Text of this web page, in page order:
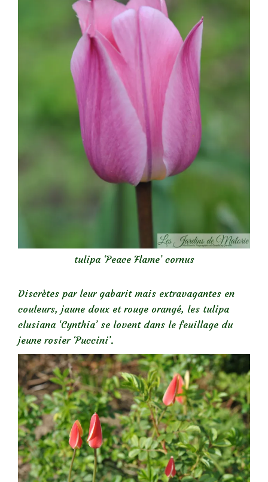
tulipa ‘Peace Flame’ cornus
Discrètes par leur gabarit mais extravagantes en
couleurs, jaune doux et rouge orangé, les tulipa
clusiana ‘Cynthia’ se lovent dans le feuillage du
jeune rosier ‘Puccini’.